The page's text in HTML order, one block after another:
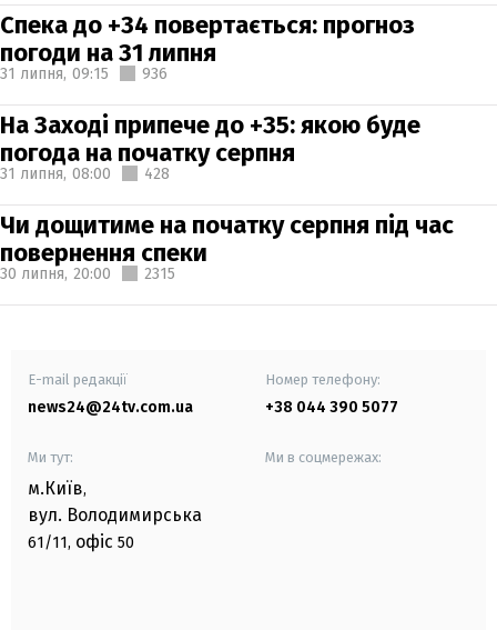
Спека до +34 повертається: прогноз
погоди на 31 липня
31 липня, 09:15 936
На Заході припече до +35: якою буде
погода на початку серпня
31 липня, 08:00 428
Чи дощитиме на початку серпня під час
повернення спеки
30 липня, 20:00 2315
E-mail редакції
news24@24tv.com.ua
Номер телефону:
+38 044 390 5077
Ми тут:
м.Київ,
вул. Володимирська
61/11, офіс 50
Ми в соцмережах: